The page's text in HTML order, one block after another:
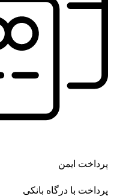
پرداخت ایمن
پرداخت با درگاه بانکی